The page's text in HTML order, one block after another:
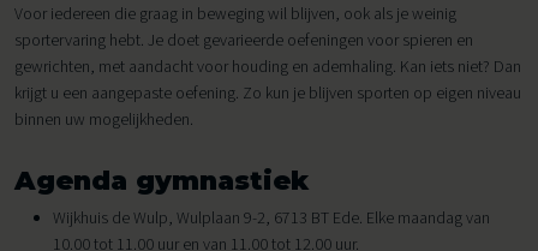
Voor iedereen die graag in beweging wil blijven, ook als je weinig
sportervaring hebt. Je doet gevarieerde oefeningen voor spieren en
gewrichten, met aandacht voor houding en ademhaling. Kan iets niet? Dan
krijgt u een aangepaste oefening. Zo kun je blijven sporten op eigen niveau
binnen uw mogelijkheden.
Agenda gymnastiek
Wijkhuis de Wulp, Wulplaan 9-2, 6713 BT Ede. Elke maandag van
10.00 tot 11.00 uur en van 11.00 tot 12.00 uur.